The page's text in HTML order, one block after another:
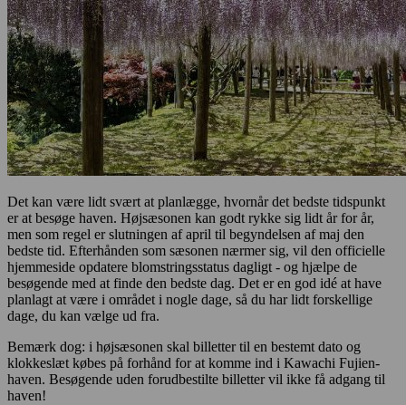
Det kan være lidt svært at planlægge, hvornår det bedste tidspunkt
er at besøge haven. Højsæsonen kan godt rykke sig lidt år for år,
men som regel er slutningen af april til begyndelsen af maj den
bedste tid. Efterhånden som sæsonen nærmer sig, vil den officielle
hjemmeside opdatere blomstringsstatus dagligt - og hjælpe de
besøgende med at finde den bedste dag. Det er en god idé at have
planlagt at være i området i nogle dage, så du har lidt forskellige
dage, du kan vælge ud fra.
Bemærk dog: i højsæsonen skal billetter til en bestemt dato og
klokkeslæt købes på forhånd for at komme ind i Kawachi Fujien-
haven. Besøgende uden forudbestilte billetter vil ikke få adgang til
haven!